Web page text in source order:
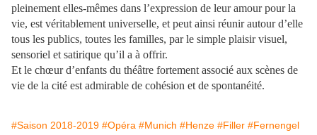
pleinement elles-mêmes dans l’expression de leur amour pour la
vie, est véritablement universelle, et peut ainsi réunir autour d’elle
tous les publics, toutes les familles, par le simple plaisir visuel,
sensoriel et satirique qu’il a à offrir.
Et le chœur d’enfants du théâtre fortement associé aux scènes de
vie de la cité est admirable de cohésion et de spontanéité.
#Saison 2018-2019 #Opéra #Munich #Henze #Filler #Fernengel